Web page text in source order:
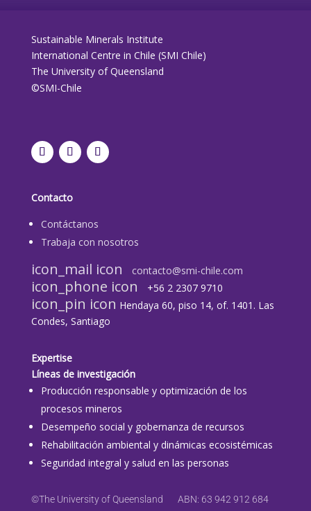
Sustainable Minerals Institute
International Centre in Chile (SMI Chile)
The University of Queensland
©SMI-Chile
Contacto
Contáctanos
Trabaja con nosotros
icon_mail icon contacto@smi-chile.com
icon_phone icon +56 2 2307 9710​
icon_pin icon Hendaya 60, piso 14, of. 1401. Las
Condes, Santiago
Expertise
Líneas de investigación
Producción responsable y optimización de los
procesos mineros
Desempeño social y gobernanza de recursos
Rehabilitación ambiental y dinámicas ecosistémicas
Seguridad integral y salud en las personas
©The University of Queensland ABN: 63 942 912 684